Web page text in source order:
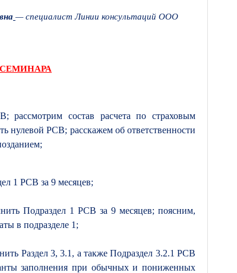
— специалист Линии консультаций ООО
состав расчета по страховым
нулевой РСВ; расскажем об ответственности
1 РСВ за 9 месяцев;
Подраздел 1 РСВ за 9 месяцев; поясним,
в подразделе 1;
Раздел 3, 3.1, а также Подраздел 3.2.1 РСВ
заполнения при обычных и пониженных